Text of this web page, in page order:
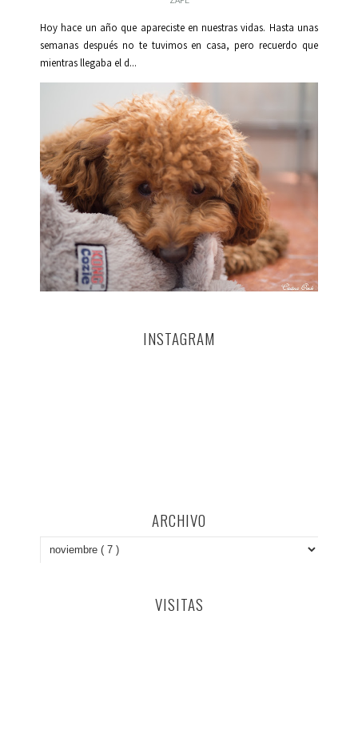
Hoy hace un año que apareciste en nuestras vidas. Hasta unas
semanas después no te tuvimos en casa, pero recuerdo que
mientras llegaba el d...
INSTAGRAM
ARCHIVO
VISITAS